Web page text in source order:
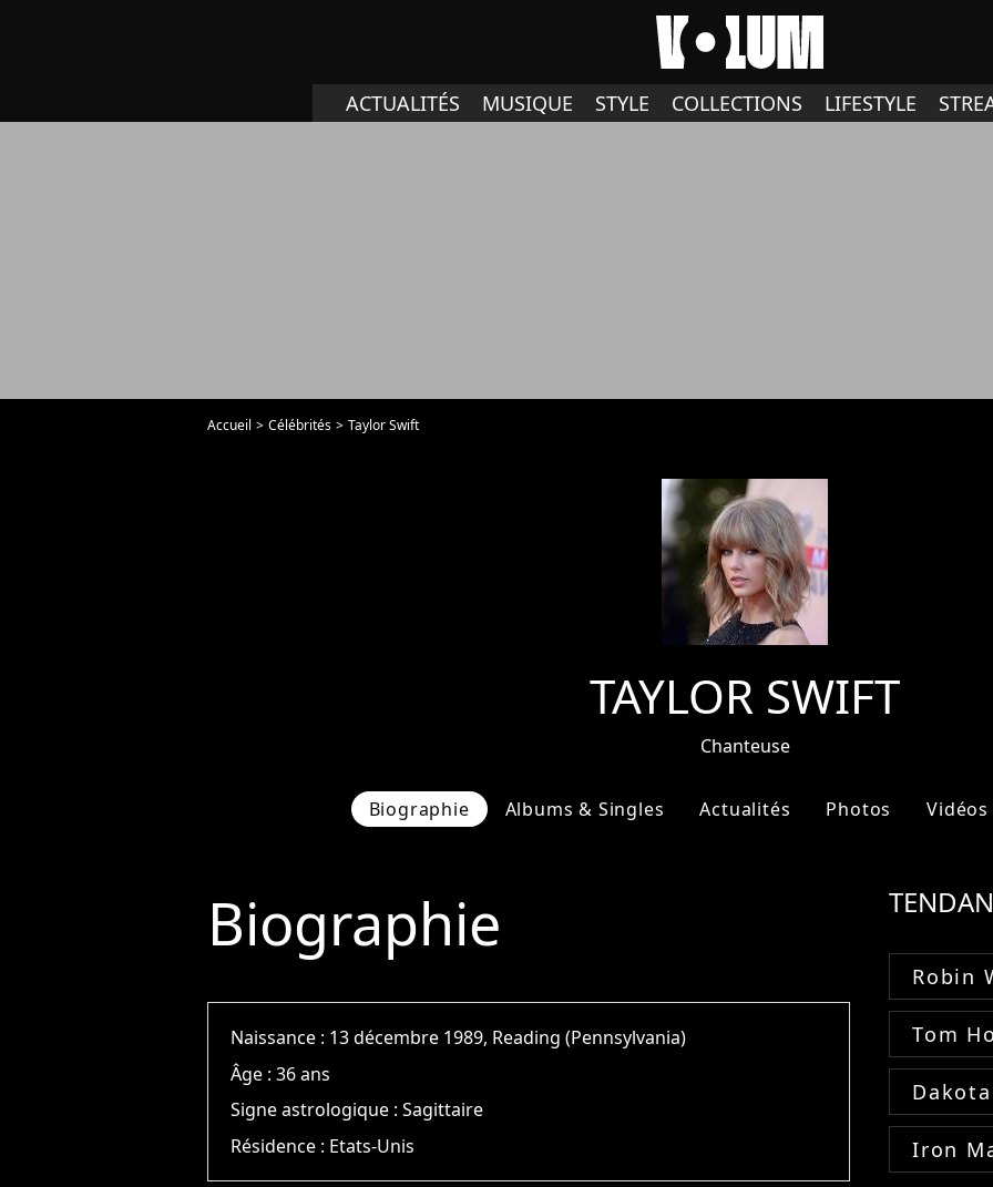
ACTUALITÉS MUSIQUE STYLE COLLECTIONS LIFESTYLE
Accueil Célébrités Taylor Swift
TAYLOR SWIFT
Chanteuse
Biographie Albums & Singles Actualités Photos Vidéos
Biographie
Naissance : 13 décembre 1989, Reading (Pennsylvania)
Âge :36 ans
Signe astrologique :Sagittaire
Résidence : Etats-Unis
Robin
Tom
Iron